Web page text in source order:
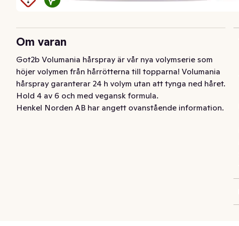
Om varan
Got2b Volumania hårspray är vår nya volymserie som
höjer volymen från hårrötterna till topparna! Volumania
hårspray garanterar 24 h volym utan att tynga ned håret.
Hold 4 av 6 och med vegansk formula.
Henkel Norden AB har angett ovanstående information.